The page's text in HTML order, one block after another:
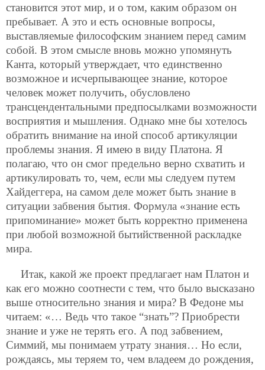
становится этот мир, и о том, каким образом он
пребывает. А это и есть основные вопросы,
выставляемые философским знанием перед самим
собой. В этом смысле вновь можно упомянуть
Канта, который утверждает, что единственно
возможное и исчерпывающее знание, которое
человек может получить, обусловлено
трансцендентальными предпосылками возможности
восприятия и мышления. Однако мне бы хотелось
обратить внимание на иной способ артикуляции
проблемы знания. Я имею в виду Платона. Я
полагаю, что он смог предельно верно схватить и
артикулировать то, чем, если мы следуем путем
Хайдеггера, на самом деле может быть знание в
ситуации забвения бытия. Формула «знание есть
припоминание» может быть корректно применена
при любой возможной бытийственной раскладке
мира.
Итак, какой же проект предлагает нам Платон и
как его можно соотнести с тем, что было высказано
выше относительно знания и мира? В Федоне мы
читаем: «… Ведь что такое “знать”? Приобрести
знание и уже не терять его. А под забвением,
Симмий, мы понимаем утрату знания… Но если,
рождаясь, мы теряем то, чем владеем до рождения,